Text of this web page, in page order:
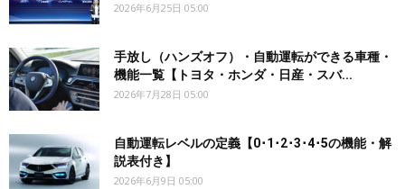
2026年6月25日 05:00
手放し（ハンズオフ）・自動運転ができる車種・
機能一覧【トヨタ・ホンダ・日産・スバ...
2026年7月28日 05:00
自動運転レベルの定義【0･1･2･3･4･5の機能・解
説表付き】
2026年6月9日 05:00